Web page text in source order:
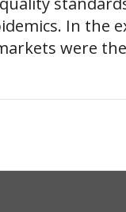
In
were